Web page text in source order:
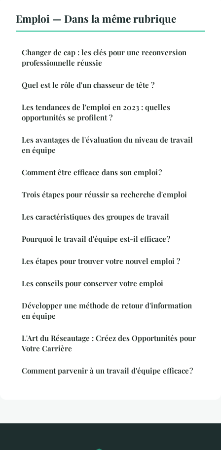
Emploi — Dans la même rubrique
Changer de cap : les clés pour une reconversion
professionnelle réussie
Quel est le rôle d'un chasseur de tête ?
Les tendances de l'emploi en 2023 : quelles
opportunités se profilent ?
Les avantages de l'évaluation du niveau de travail
en équipe
Comment être efficace dans son emploi ?
Trois étapes pour réussir sa recherche d'emploi
Les caractéristiques des groupes de travail
Pourquoi le travail d'équipe est-il efficace ?
Les étapes pour trouver votre nouvel emploi ?
Les conseils pour conserver votre emploi
Développer une méthode de retour d'information
en équipe
L'Art du Réseautage : Créez des Opportunités pour
Votre Carrière
Comment parvenir à un travail d'équipe efficace ?